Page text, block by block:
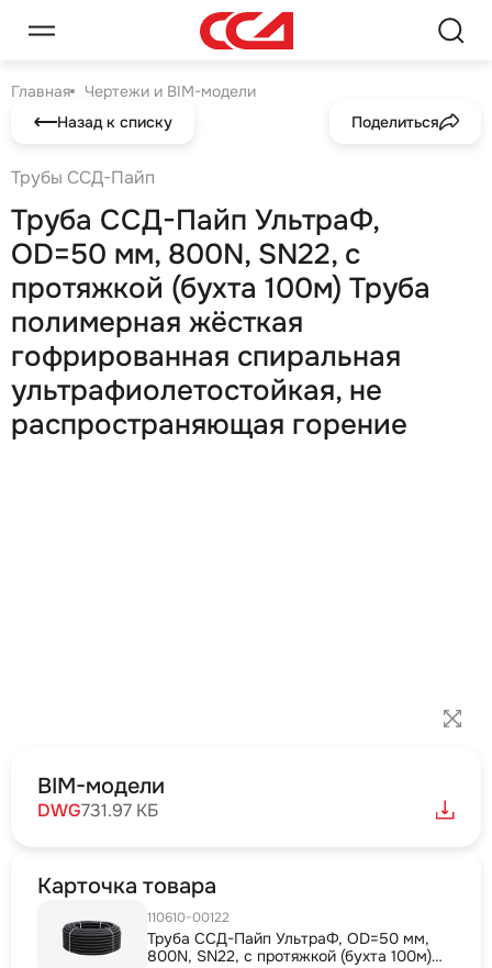
Главная
Чертежи и BIM-модели
Назад к списку
Поделиться
Трубы ССД-Пайп
Труба ССД-Пайп УльтраФ,
OD=50 мм, 800N, SN22, с
протяжкой (бухта 100м) Труба
полимерная жёсткая
гофрированная спиральная
ультрафиолетостойкая, не
распространяющая горение
BIM-модели
DWG731.97 КБ
Карточка товара
110610-00122
Труба ССД-Пайп УльтраФ, OD=50 мм,
800N, SN22, с протяжкой (бухта 100м)